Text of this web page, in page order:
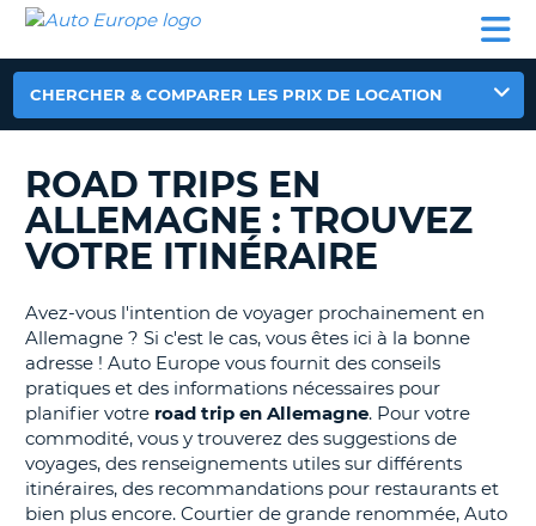
LOCATION
VOITURE
CAMPING-
CAR
CLIENT
AUTO
EUROPE
LOCATION
VOITURE
CAR
PARTENAIRES
SUPPORT
CLIENT
COMPTE
GÉRER
MA
RÉSERVATION
FRANCE
CHERCHER & COMPARER LES PRIX DE LOCATION
ROAD TRIPS EN
ALLEMAGNE : TROUVEZ
VOTRE ITINÉRAIRE
Avez-vous l'intention de voyager prochainement en
Allemagne ? Si c'est le cas, vous êtes ici à la bonne
adresse ! Auto Europe vous fournit des conseils
pratiques et des informations nécessaires pour
planifier votre road trip en Allemagne. Pour votre
commodité, vous y trouverez des suggestions de
voyages, des renseignements utiles sur différents
itinéraires, des recommandations pour restaurants et
bien plus encore. Courtier de grande renommée, Auto